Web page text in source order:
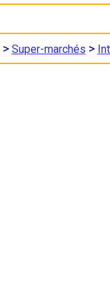
> Super-marchés >